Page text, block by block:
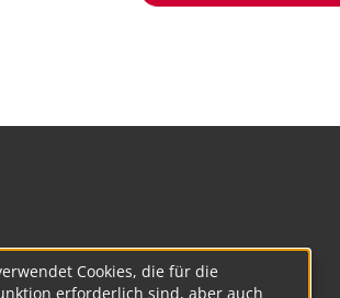
Cookies, die für die
erforderlich sind, aber auch